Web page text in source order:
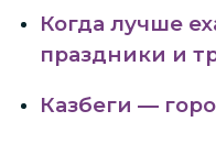
Когда лучше
праздники и
Казбеги —